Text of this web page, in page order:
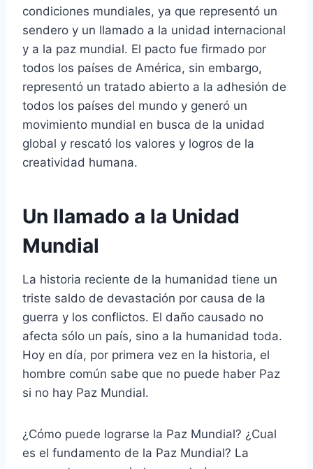
condiciones mundiales, ya que representó un
sendero y un llamado a la unidad internacional
y a la paz mundial. El pacto fue firmado por
todos los países de América, sin embargo,
representó un tratado abierto a la adhesión de
todos los países del mundo y generó un
movimiento mundial en busca de la unidad
global y rescató los valores y logros de la
creatividad humana.
Un llamado a la Unidad
Mundial
La historia reciente de la humanidad tiene un
triste saldo de devastación por causa de la
guerra y los conflictos. El daño causado no
afecta sólo un país, sino a la humanidad toda.
Hoy en día, por primera vez en la historia, el
hombre común sabe que no puede haber Paz
si no hay Paz Mundial.
¿Cómo puede lograrse la Paz Mundial? ¿Cual
es el fundamento de la Paz Mundial? La